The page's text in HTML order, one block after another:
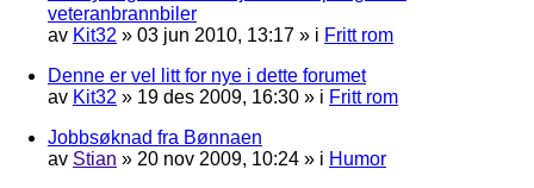
veteranbrannbiler
av Kit32 » 03 jun 2010, 13:17 » i Fritt rom
Denne er vel litt for nye i dette forumet
av Kit32 » 19 des 2009, 16:30 » i Fritt rom
Jobbsøknad fra Bønnaen
av Stian » 20 nov 2009, 10:24 » i Humor